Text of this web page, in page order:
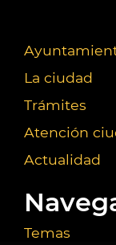
La ciudad
Trámites
Atención
Actualidad
Temas